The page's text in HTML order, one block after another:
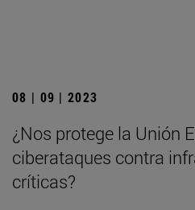
08 | 09 | 2023
¿Nos protege la Unión
ciberataques contra
críticas?